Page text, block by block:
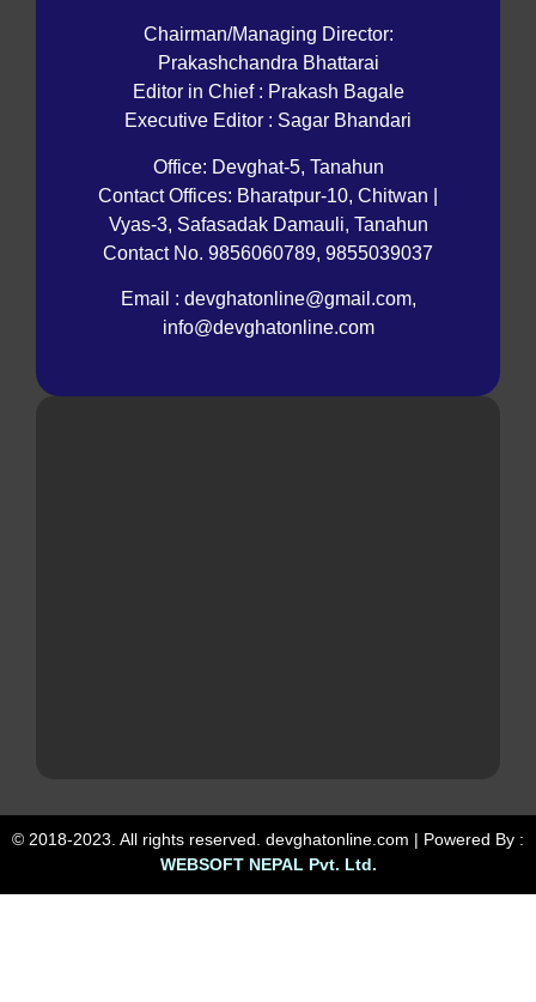
Chairman/Managing Director:
Prakashchandra Bhattarai
Editor in Chief : Prakash Bagale
Executive Editor : Sagar Bhandari
Office: Devghat-5, Tanahun
Contact Offices: Bharatpur-10, Chitwan |
Vyas-3, Safasadak Damauli, Tanahun
Contact No. 9856060789, 9855039037
Email : devghatonline@gmail.com,
info@devghatonline.com
© 2018-2023. All rights reserved. devghatonline.com | Powered By :
WEBSOFT NEPAL Pvt. Ltd.